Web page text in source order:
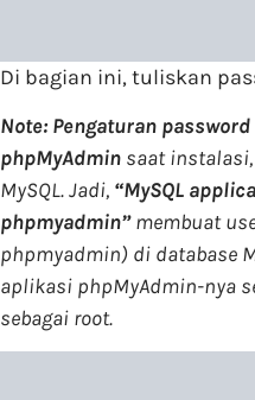
Di bagian ini, tuliskan
Note: Pengaturan password
phpMyAdmin saat instalasi,
MySQL.Jadi, “MySQL
phpmyadmin”membuat
phpmyadmin) di database
aplikasi phpMyAdmin-nya
sebagai root.